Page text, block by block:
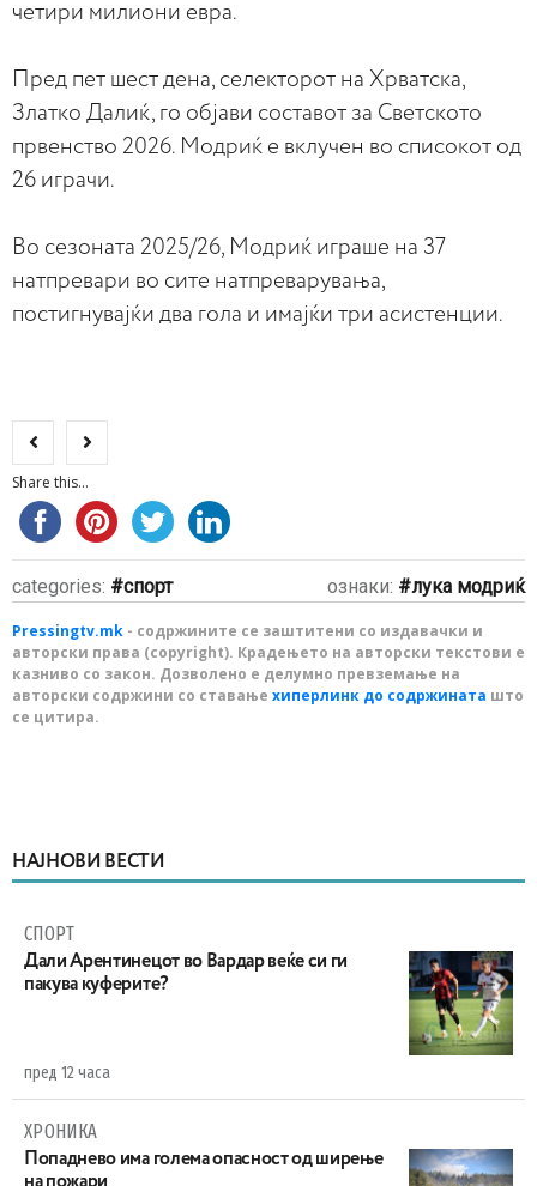
четири милиони евра.
Пред пет шест дена, селекторот на Хрватска,
Златко Далиќ, го објави составот за Светското
првенство 2026. Модриќ е вклучен во списокот од
26 играчи.
Во сезоната 2025/26, Модриќ играше на 37
натпревари во сите натпреварувања,
постигнувајќи два гола и имајќи три асистенции.
Share this...
categories: спорт ознаки: лука модриќ
Pressingtv.mk - содржините се заштитени со издавачки и
авторски права (copyright). Крадењето на авторски текстови е
казниво со закон. Дозволено е делумно превземање на
авторски содржини со ставање хиперлинк до содржината што
се цитира.
НАЈНОВИ ВЕСТИ
СПОРТ
Дали Арентинецот во Вардар веќе си ги
пакува куферите?
пред 12 часа
ХРОНИКА
Попаднево има голема опасност од ширење